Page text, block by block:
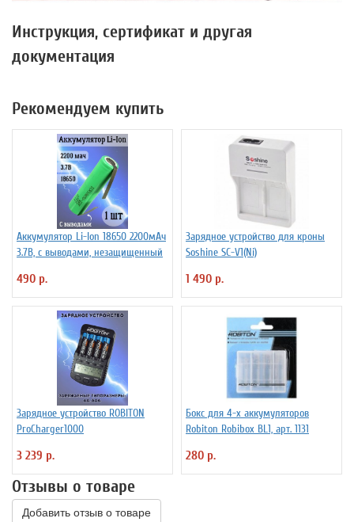
Инструкция, сертификат и другая
документация
Рекомендуем купить
Аккумулятор Li-Ion 18650 2200мАч
3.7В, с выводами, незащищенный
490 р.
Зарядное устройство для кроны
Soshine SC-V1(Ni)
1 490 р.
Зарядное устройство ROBITON
ProCharger1000
3 239 р.
Бокс для 4-х аккумуляторов
Robiton Robibox BL1, арт. 1131
280 р.
Отзывы о товаре
Добавить отзыв о товаре